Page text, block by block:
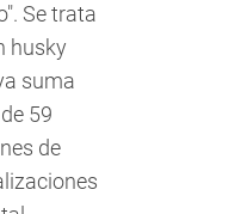
Se trata
husky
suma
59
de